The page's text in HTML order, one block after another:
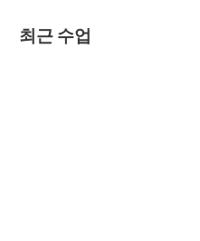
최근 수업